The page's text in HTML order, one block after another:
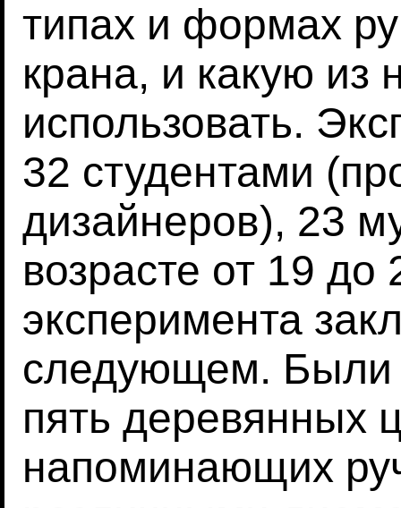
типах и формах
крана, и какую из
использовать.
32 студентами
дизайнеров), 23
возрасте от 19 до
эксперимента
следующем. Были
пять деревянных
напоминающих